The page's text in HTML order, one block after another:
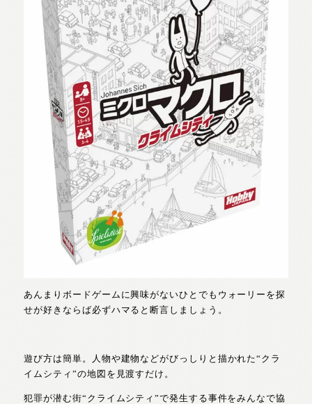
あんまりボードゲームに興味がないひとでもウォーリーを探
せが好きならば必ずハマると断言しましょう。
遊び方は簡単。
人物や建物などがびっしりと描かれた“クラ
イムシティ”の地図を見渡すだけ。
犯罪が潜む街“クライムシティ”で発生する事件をみんなで協